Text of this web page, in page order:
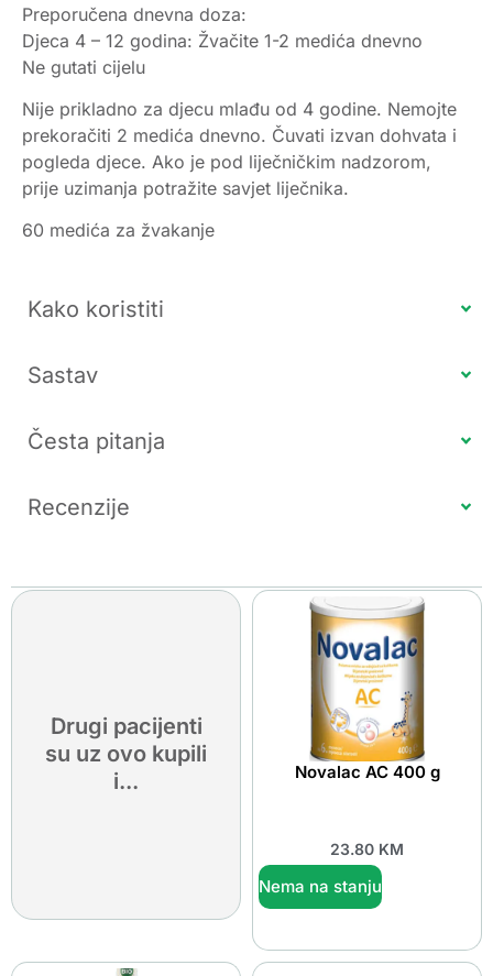
Preporučena dnevna doza:
Djeca 4 – 12 godina: Žvačite 1-2 medića dnevno
Ne gutati cijelu
Nije prikladno za djecu mlađu od 4 godine. Nemojte
prekoračiti 2 medića dnevno. Čuvati izvan dohvata i
pogleda djece. Ako je pod liječničkim nadzorom,
prije uzimanja potražite savjet liječnika.
60 medića za žvakanje
Kako koristiti
Sastav
Česta pitanja
Recenzije
Drugi pacijenti
su uz ovo kupili
i...
Novalac AC 400 g
23.80 KM
Nema na stanju